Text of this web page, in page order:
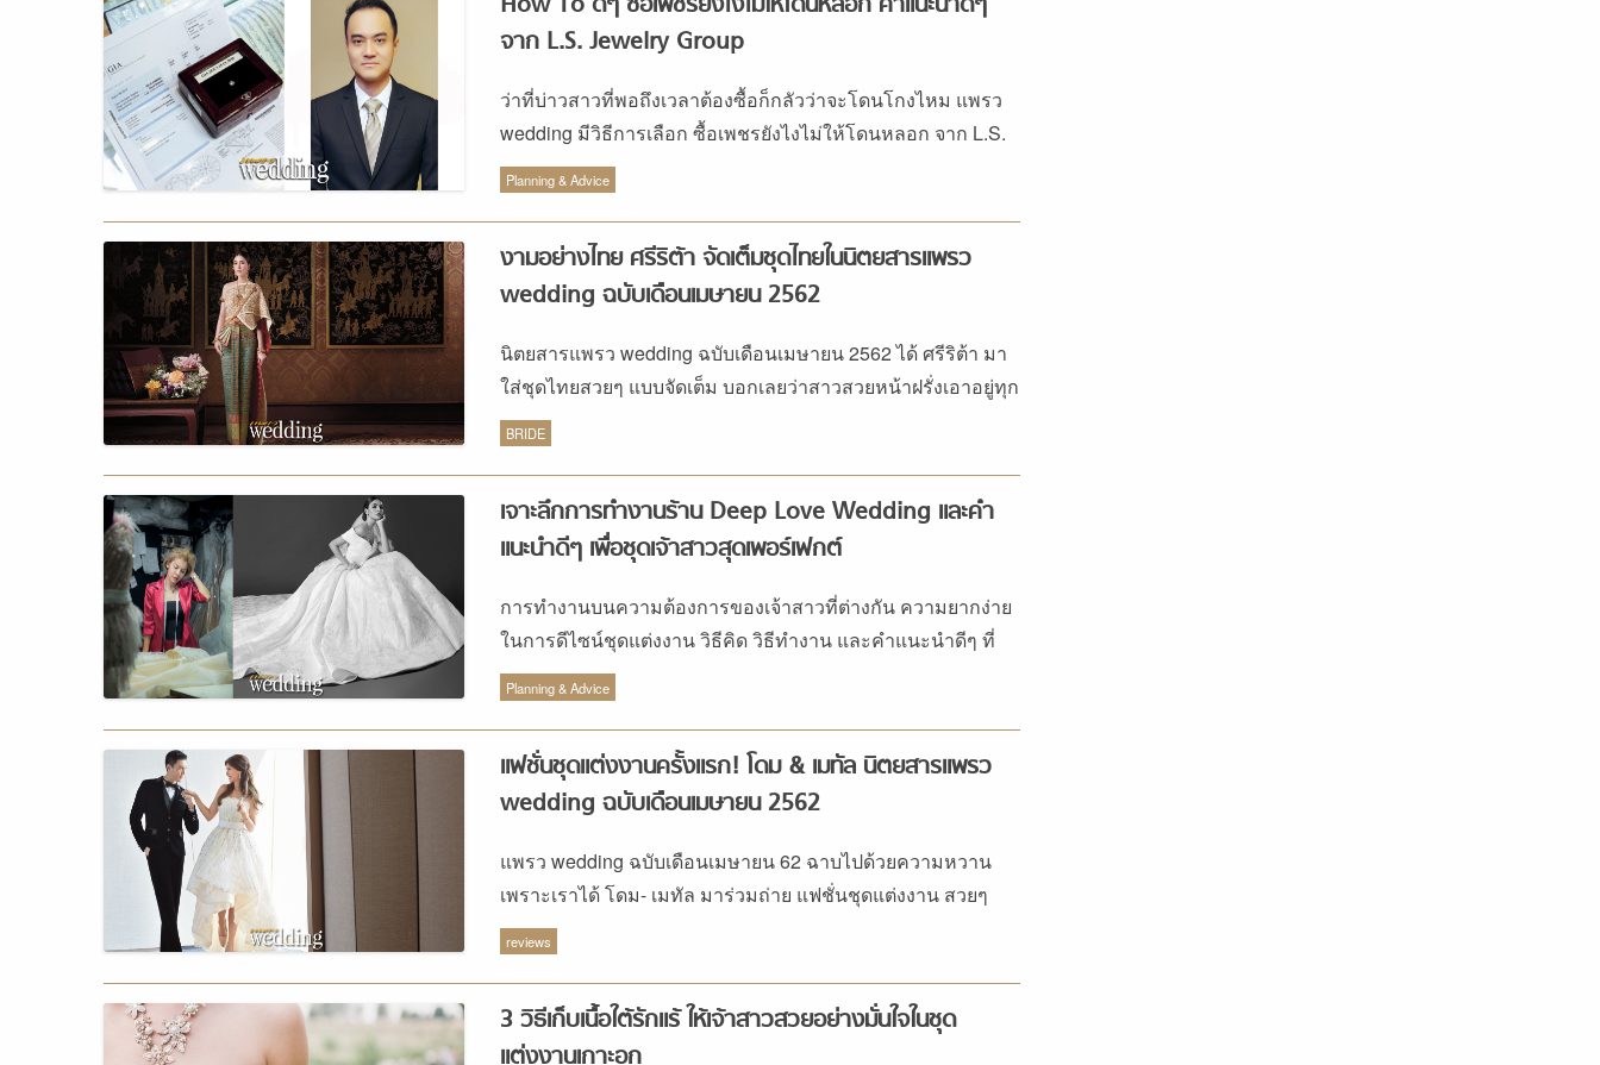
จาก L.S. Jewelry Group
ว่าที่บ่าวสาวที่พอถึงเวลาต้องซื้อก็กลัวว่าจะโดนโกงไหม แพรว
wedding มีวิธีการเลือก ซื้อเพชรยังไงไม่ให้โดนหลอก จาก L.S.
Jewelry Group พร้อมคำแนะนำดีๆ มาฝาก
Planning & Advice
งามอย่างไทย ศรีริต้า จัดเต็มชุดไทยในนิตยสารแพรว
wedding ฉบับเดือนเมษายน 2562
นิตยสารแพรว wedding ฉบับเดือนเมษายน 2562 ได้ ศรีริต้า มา
ใส่ชุดไทยสวยๆ แบบจัดเต็ม บอกเลยว่าสาวสวยหน้าฝรั่งเอาอยู่ทุก
ชุด งามอย่างไทยสุดๆ ไปเลย
BRIDE
เจาะลึกการทำงานร้าน Deep Love Wedding และคำ
แนะนำดีๆ เพื่อชุดเจ้าสาวสุดเพอร์เฟกต์
การทำงานบนความต้องการของเจ้าสาวที่ต่างกัน ความยากง่าย
ในการดีไซน์ชุดแต่งงาน วิธีคิด วิธีทำงาน และคำแนะนำดีๆ ที่
ร้าน Deep Love Wedding อยากบอกต่อเจ้าสาว
Planning & Advice
แฟชั่นชุดแต่งงานครั้งแรก! โดม & เมทัล นิตยสารแพรว
wedding ฉบับเดือนเมษายน 2562
แพรว wedding ฉบับเดือนเมษายน 62 ฉาบไปด้วยความหวาน
เพราะเราได้ โดม- เมทัล มาร่วมถ่าย แฟชั่นชุดแต่งงาน สวยๆ
แถมยังเป็นการใส่ชุดแต่งงานครั้งแรกของทั้งคู่ด้วย
reviews
3 วิธีเก็บเนื้อใต้รักแร้ ให้เจ้าสาวสวยอย่างมั่นใจในชุด